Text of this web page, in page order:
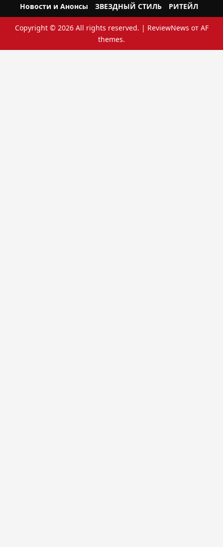
Новости и Анонсы
ЗВЕЗДНЫЙ СТИЛЬ РИТЕЙЛ
Copyright © 2026 All rights reserved. | ReviewNews от AF
themes.